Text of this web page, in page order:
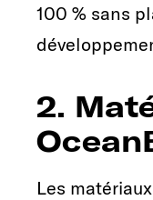
100 % sans
2.
Les